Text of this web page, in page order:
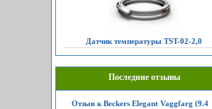
Датчик температуры TST-02-2,0
Последние отзывы
Отзыв к Beckers Elegant Vaggfarg (9.4